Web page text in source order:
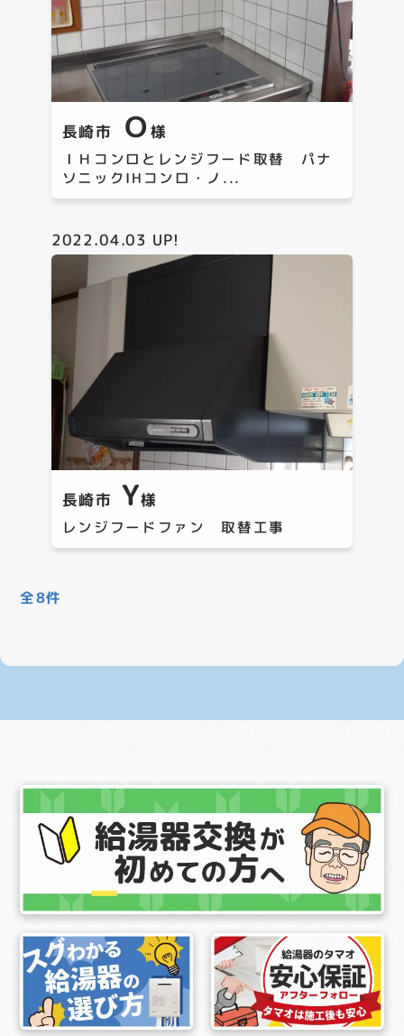
長崎市 Ｏ様
ＩＨコンロとレンジフード取替 パナ
ソニックIHコンロ・ノ...
2022.04.03 UP!
長崎市 Y様
レンジフードファン 取替工事
全8件